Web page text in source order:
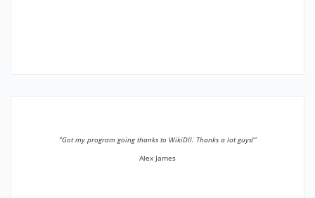
”Got my program going thanks to WikiDll. Thanks a lot guys!”
Alex James